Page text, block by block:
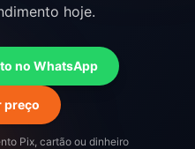
hoje.
no WhatsApp
preço
Pix, cartão ou dinheiro